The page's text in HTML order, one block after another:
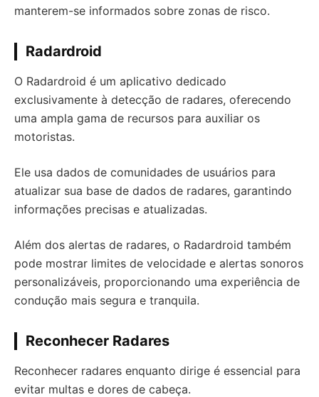
manterem-se informados sobre zonas de risco.
Radardroid
O Radardroid é um aplicativo dedicado
exclusivamente à detecção de radares, oferecendo
uma ampla gama de recursos para auxiliar os
motoristas.
Ele usa dados de comunidades de usuários para
atualizar sua base de dados de radares, garantindo
informações precisas e atualizadas.
Além dos alertas de radares, o Radardroid também
pode mostrar limites de velocidade e alertas sonoros
personalizáveis, proporcionando uma experiência de
condução mais segura e tranquila.
Reconhecer Radares
Reconhecer radares enquanto dirige é essencial para
evitar multas e dores de cabeça.